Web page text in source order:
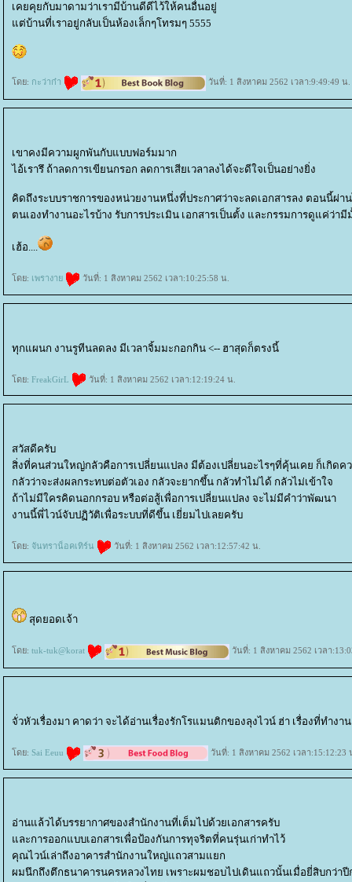
เคยคุยกับมาดามว่าเรามีบ้านดีดีไว้ให้คนอื่นอยู่
ต่บ้านที่เราอยู่กลับเป็นห้องเล็กๆโทรมๆ 5555
ดย: กะว่าก๋า วันที่: 1 สิงหาคม 2562 เวลา:9:49:49 น.
เขาคงมีความผูกพันกับแบบฟอร์มมาก
ไอ้เรารึ ถ้าลดการเขียนกรอก ลดการเสียเวลาลงได้จะดีใจเป็นอย่างยิ่ง
คิดถึงระบบราชการของหน่วยงานหนึ่งที่ประกาศว่าจะลดเอกสารลง ตอนนี้ผ่
ตนเองทำงานอะไรบ้าง รับการประเมิน เอกสารเป็นตั้ง และกรรมการดูแค่ว่า
เฮ้อ....
ดย: เพรางา วันที่: 1 สิงหาคม 2562 เวลา:10:25:58 น.
ทุกแผนก งานรูทีนลดลง มีเวลาจิ้มมะกอกกิน <-- ฮาสุดก็ตรงนี้
ดย: FreakGirL วันที่: 1 สิงหาคม 2562 เวลา:12:19:24 น.
สวัสดีครับ
สิ่งที่คนส่วนใหญ่กลัวคือการเปลี่ยนแปลง มีต้องเปลี่ยนอะไรๆที่คุ้นเคย ก็เกิดค
​กลัวว่าจะส่งผลกระทบต่อตัวเอง กลัวจะยากขึ้น กลัวทำไม่ได้ กลัวไม่เข้าใจ
​ถ้าไม่มีใครคิดนอกกรอบ หรือต่อสู้เพื่อการเปลี่ยนแปลง จะไม่มีคำว่าพัฒนา
​งานนี้พี่ไวน์จับปฏิวัติเพื่อระบบที่ดีขึ้น เยี่ยมไปเลยครับ
ดย: จันทราน็อคเทิร์น วันที่: 1 สิงหาคม 2562 เวลา:12:57:42 น.
สุดยอดเจ้า
ดย: tuk-tuk@korat วันที่: 1 สิงหาคม 2562 เวลา
จั่วหัวเรื่องมา คาดว่า จะได้อ่านเรื่องรักโรแมนติกของลุงไวน์ ฮ่า เรื่องที่ทำงา
ดย: Sai Eeuu วันที่: 1 สิงหาคม 2562 เวลา:15:12:23
อ่านแล้วได้บรรยากาศของสำนักงานที่เต็มไปด้วยเอกสารครับ
ละการออกแบบเอกสารเพื่อป้องกันการทุจริตที่คนรุ่นเก่าทำไว้
คุณไวน์เล่าถึงอาคารสำนักงานใหญ่แถวสามแยก
ผมนึกถึงตึกธนาคารนครหลวงไทย เพราะผมชอบไปเดินแถวนั้นเมื่อยี่สิบกว่า